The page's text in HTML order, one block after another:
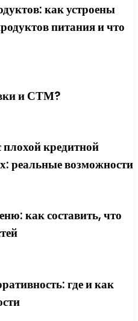
как устроены
питания и что
и СТМ?
кредитной
реальные возможности
как составить, что
где и как